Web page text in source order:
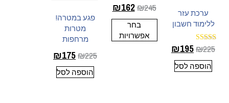
ערכת עזר
ללימוד חשבון
דורג
5.00
מתוך 5
₪225
₪195
הוספה לסל
דורג
5.00
מתוך 5
₪245
₪162
בחר
אפשרויות
פגע במטרה!
מטרות
מרחפות
₪225
₪175
הוספה לסל